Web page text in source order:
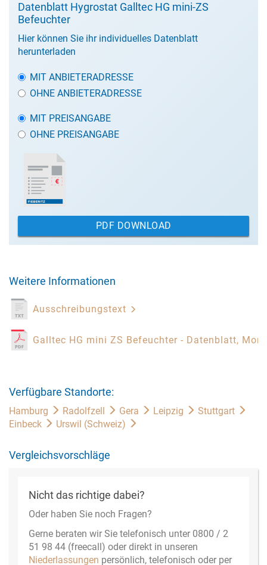
Datenblatt Hygrostat Galltec HG mini-ZS
Befeuchter
Hier können Sie ihr individuelles Datenblatt
herunterladen
MIT ANBIETERADRESSE
OHNE ANBIETERADRESSE
MIT PREISANGABE
OHNE PREISANGABE
PDF DOWNLOAD
Weitere Informationen
Ausschreibungstext
Galltec HG mini ZS Befeuchter - Datenblatt,
Verfügbare Standorte:
Hamburg Radolfzell Gera Leipzig
Stuttgart
Einbeck
Urswil (Schweiz)
Vergleichsvorschläge
Nicht das richtige dabei?
Oder haben Sie noch Fragen?
Gerne beraten wir Sie telefonisch unter 0800 / 2
51 98 44 (freecall) oder direkt in unseren
Niederlassungen persönlich, telefonisch oder per